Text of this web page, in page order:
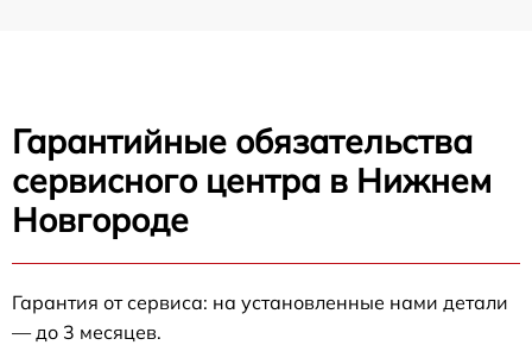
Гарантийные обязательства
сервисного центра в Нижнем
Новгороде
Гарантия от сервиса: на установленные нами детали
— до 3 месяцев.